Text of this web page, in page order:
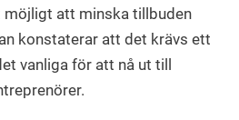
att minska tillbuden
konstaterar att det krävs ett
vanliga för att nå ut till